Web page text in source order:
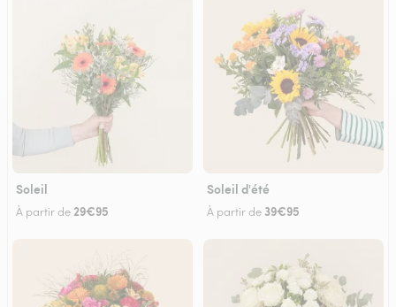
Soleil
À partir de29€95
Soleil d'été
À partir de 39€95